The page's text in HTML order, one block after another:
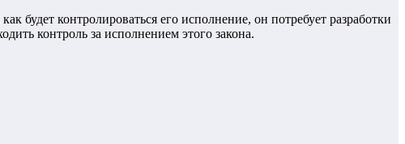
будет контролироваться его исполнение, он потребует разработки
контроль за исполнением этого закона.